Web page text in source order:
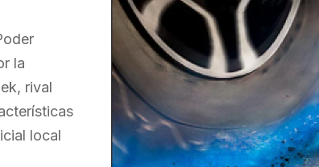
la
rival
local